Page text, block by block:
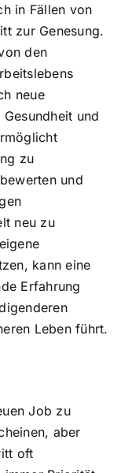
in Fällen von
zur Genesung.
den
neue
und
zu
und
neu zu
kann eine
Erfahrung
Leben führt.
Job zu
aber
oft